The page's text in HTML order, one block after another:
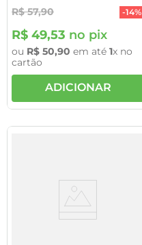
R$ 57,90 -14%
R$ 49,53 no pix
ou R$ 50,90 em até 1x no
cartão
ADICIONAR